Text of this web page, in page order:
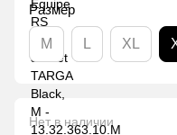
Размер
M L XL
Нет в наличии